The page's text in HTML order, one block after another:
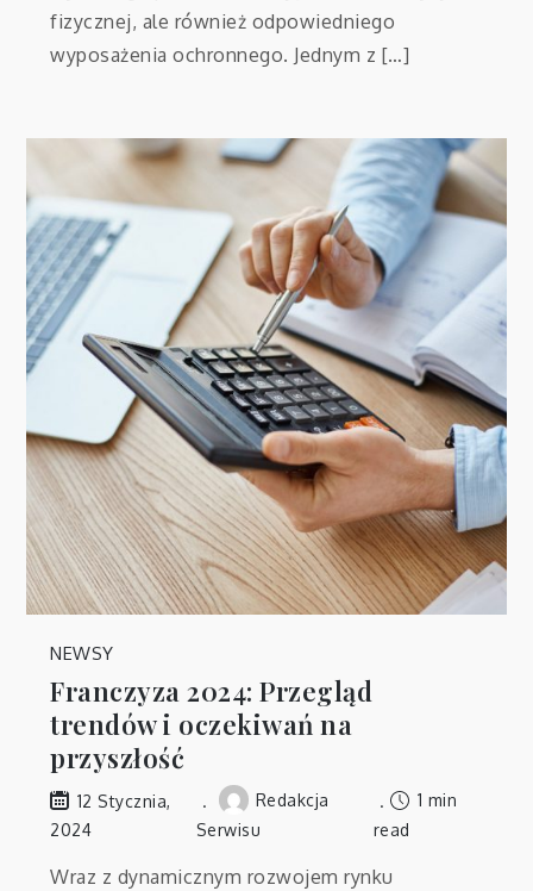
fizycznej, ale również odpowiedniego
wyposażenia ochronnego. Jednym z […]
NEWSY
Franczyza 2024: Przegląd
trendów i oczekiwań na
przyszłość
12 Stycznia,
2024
Redakcja
Serwisu
1 min
read
Wraz z dynamicznym rozwojem rynku